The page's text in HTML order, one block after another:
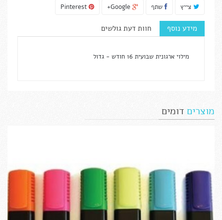
צייץ שתף
מידע נוסף חוות דעת גולשים
מילוי ארגונית שבועית 16 חודש - גדול
מוצרים דומים